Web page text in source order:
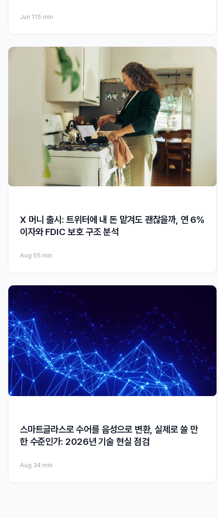
Jun 11 5 min
X 머니 출시: 트위터에 내 돈 맡겨도 괜찮을까, 연 6%
이자와 FDIC 보호 구조 분석
Aug 55 min
스마트글라스로 수어를 음성으로 변환, 실제로 쓸 만
한 수준인가: 2026년 기술 현실 점검
Aug 34 min